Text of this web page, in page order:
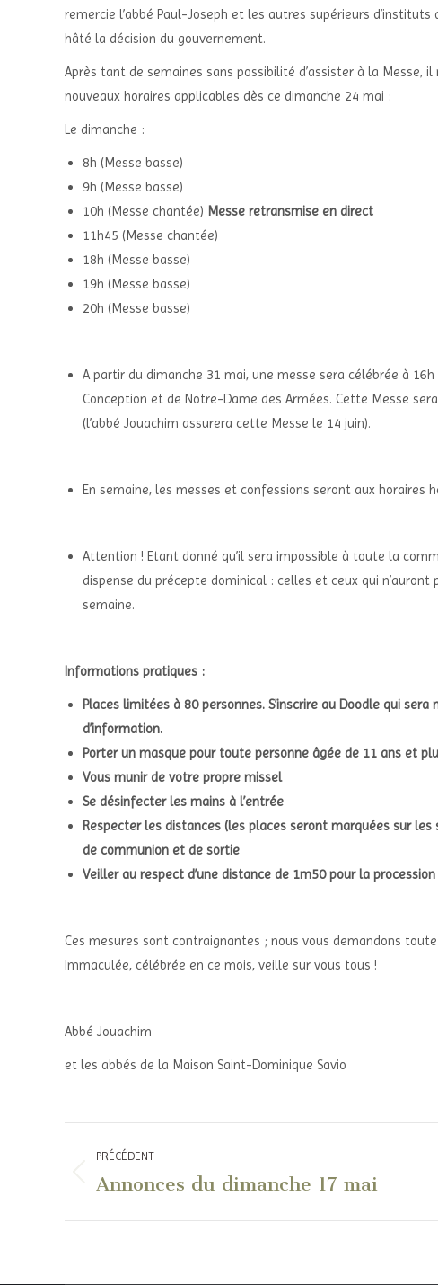
remercie l’abbé Paul-Joseph et les autres supérieurs
hâté la décision du gouvernement.
Après tant de semaines sans possibilité d’assister à la Messe,
nouveaux horaires applicables dès ce dimanche 24 mai :
Le dimanche :
8h (Messe basse)
9h (Messe basse)
10h (Messe chantée) Messe retransmise en direct
11h45 (Messe chantée)
18h (Messe basse)
19h (Messe basse)
20h (Messe basse)
A partir du dimanche 31 mai, une messe sera célébrée à
Conception et de Notre-Dame des Armées. Cette Messe
(l’abbé Jouachim assurera cette Messe le 14 juin).
En semaine, les messes et confessions seront aux horaires
Attention ! Etant donné qu’il sera impossible à toute la
dispense du précepte dominical : celles et ceux qui
semaine.
Informations pratiques :
Places limitées à 80 personnes. S’inscrire au Doodle qui
d’information.
Porter un masque pour toute personne âgée de 11 ans et
Vous munir de votre propre missel
Se désinfecter les mains à l’entrée
Respecter les distances (les places seront marquées sur
de communion et de sortie
Veiller au respect d’une distance de 1m50 pour la
Ces mesures sont contraignantes ; nous vous demandons
Immaculée, célébrée en ce mois, veille sur vous tous !
Abbé Jouachim
et les abbés de la Maison Saint-Dominique Savio
Navigation
article
PRÉCÉDENT
Article
Annonces du dimanche 17 mai